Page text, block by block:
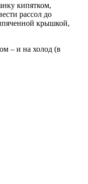
кипятком,
рассол до
крышкой,
– и на холод (в